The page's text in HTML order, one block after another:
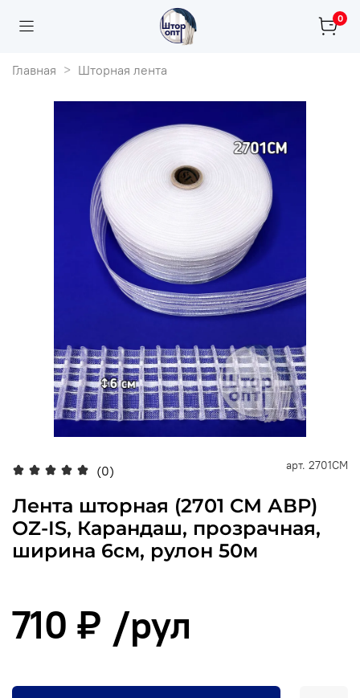
0
Главная Шторная лента
(0) арт. 2701CM
Лента шторная (2701 CM АВР)
OZ-IS, Карандаш, прозрачная,
ширина 6см, рулон 50м
710 ₽ /рул